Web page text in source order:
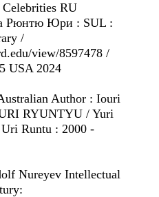
RU
Рюнтю Юри : SUL :
/
view/8597478 /
USA 2024
Author : Iouri
RYUNTYU / Yuri
Runtu : 2000 -
Nureyev Intellectual